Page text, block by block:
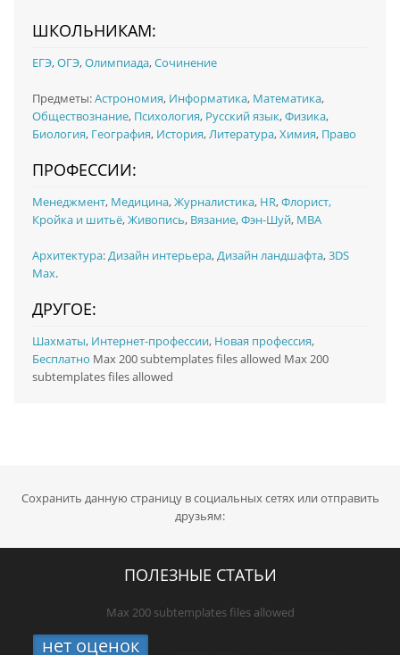
ШКОЛЬНИКАМ:
ЕГЭ,ОГЭ,Олимпиада,Сочинение
Предметы:Астрономия, Информатика, Математика,
Обществознание, Психология, Русский язык,Физика,
Биология, География, История,Литература,Химия, Право
ПРОФЕССИИ:
Менеджмент, Медицина,Журналистика, HR,Флорист,
Кройка и шитьё,Живопись, Вязание,Фэн-Шуй, MBA
Архитектура:Дизайн интерьера,Дизайн ландшафта,3DS
Max.
ДРУГОЕ:
Шахматы, Интернет-профессии, Новая профессия,
Бесплатно Max 200 subtemplates files allowed Max 200
subtemplates files allowed
Сохранить данную страницу в социальных сетях или отправить
друзьям:
ПОЛЕЗНЫЕ СТАТЬИ
Max 200 subtemplates files allowed
нет оценок